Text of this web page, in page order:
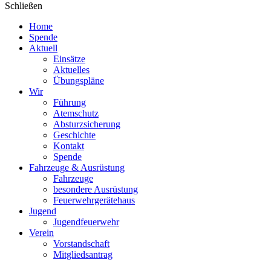
Schließen
Home
Spende
Aktuell
Einsätze
Aktuelles
Übungspläne
Wir
Führung
Atemschutz
Absturzsicherung
Geschichte
Kontakt
Spende
Fahrzeuge & Ausrüstung
Fahrzeuge
besondere Ausrüstung
Feuerwehrgerätehaus
Jugend
Jugendfeuerwehr
Verein
Vorstandschaft
Mitgliedsantrag